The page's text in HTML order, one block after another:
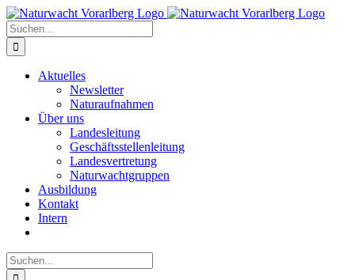
Zum
Inhalt
springen
Suche
nach:
Aktuelles
Newsletter
Naturaufnahmen
Über uns
Landesleitung
Geschäftsstellenleitung
Landesvertretung
Naturwachtgruppen
Ausbildung
Kontakt
Intern
Suche
nach: